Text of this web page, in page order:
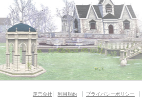
運営会社 利用規約 プライバシーポリシー